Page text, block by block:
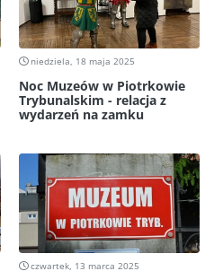
niedziela, 18 maja 2025
Noc Muzeów w Piotrkowie
Trybunalskim - relacja z
wydarzeń na zamku
czwartek, 13 marca 2025